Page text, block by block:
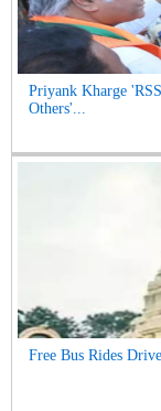
Priyank Kharge
Others'...
Free Bus Rides